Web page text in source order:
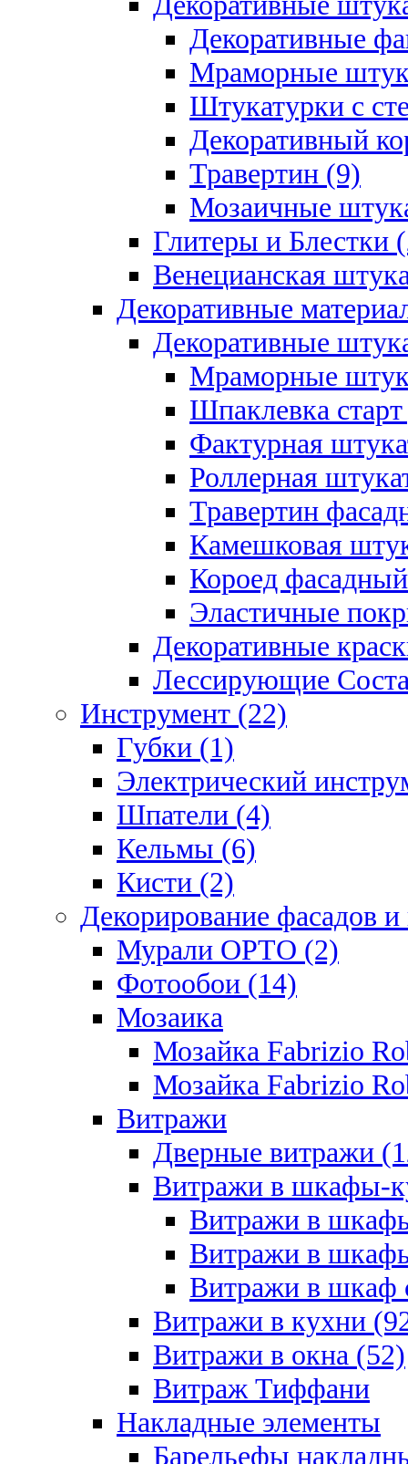
Декоративные
Мраморные
Штукатурки с
Декоративный
Травертин (9)
Мозаичные
Глитеры и Блестки
Венецианская
Декоративные
Декоративные
Мраморные
Шпаклевка
Фактурная
Роллерная
Травертин
Камешковая
Короед
Эластичные
Декоративные
Лессирующие
Инструмент (22)
Губки (1)
Электрический
Шпатели (4)
Кельмы (6)
Кисти (2)
Декорирование фасадов и
Мурали ОРТО (2)
Фотообои (14)
Мозаика
Мозайка Fabrizio
Мозайка Fabrizio
Витражи
Дверные витражи
Витражи в шкафы-
Витражи в
Витражи в
Витражи в шкаф
Витражи в кухни
Витражи в окна (52)
Витраж Тиффани
Накладные элементы
Барельефы